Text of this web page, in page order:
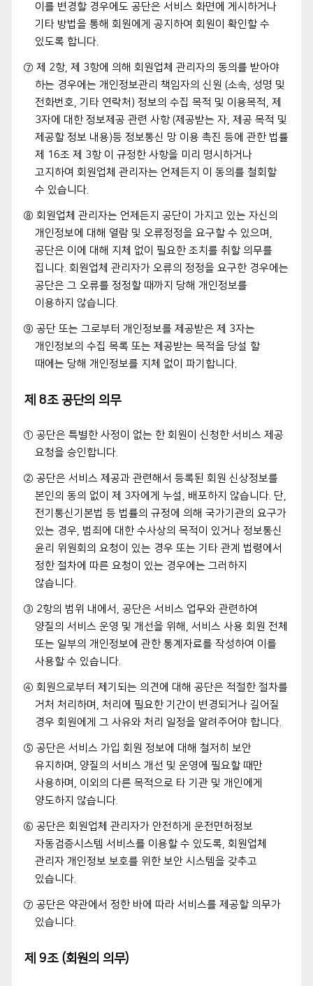
이를 변경할 경우에도 공단은 서비스 화면에 게시하거나
기타 방법을 통해 회원에게 공지하여 회원이 확인할 수
있도록 합니다.
⑦ 제 2항, 제 3항에 의해 회원업체 관리자의 동의를 받아야
하는 경우에는 개인정보관리 책임자의 신원 (소속, 성명 및
전화번호, 기타 연락처) 정보의 수집 목적 및 이용목적, 제
3자에 대한 정보제공 관련 사항 (제공받는 자, 제공 목적 및
제공할 정보 내용)등 정보통신 망 이용 촉진 등에 관한 법률
제 16조 제 3항 이 규정한 사항을 미리 명시하거나
고지하여 회원업체 관리자는 언제든지 이 동의를 철회할
수 있습니다.
⑧ 회원업체 관리자는 언제든지 공단이 가지고 있는 자신의
개인정보에 대해 열람 및 오류정정을 요구할 수 있으며,
공단은 이에 대해 지체 없이 필요한 조치를 취할 의무를
집니다. 회원업체 관리자가 오류의 정정을 요구한 경우에는
공단은 그 오류를 정정할 때까지 당해 개인정보를
이용하지 않습니다.
⑨ 공단 또는 그로부터 개인정보를 제공받은 제 3자는
개인정보의 수집 목록 또는 제공받는 목적을 당설 할
때에는 당해 개인정보를 지체 없이 파기합니다.
제 8조 공단의 의무
① 공단은 특별한 사정이 없는 한 회원이 신청한 서비스 제공
요청을 승인합니다.
② 공단은 서비스 제공과 관련해서 등록된 회원 신상정보를
본인의 동의 없이 제 3자에게 누설, 배포하지 않습니다. 단,
전기통신기본법 등 법률의 규정에 의해 국가기관의 요구가
있는 경우, 범죄에 대한 수사상의 목적이 있거나 정보통신
윤리 위원회의 요청이 있는 경우 또는 기타 관계 법령에서
정한 절차에 따른 요청이 있는 경우에는 그러하지
않습니다.
③ 2항의 범위 내에서, 공단은 서비스 업무와 관련하여
양질의 서비스 운영 및 개선을 위해, 서비스 사용 회원 전체
또는 일부의 개인정보에 관한 통계자료를 작성하여 이를
사용할 수 있습니다.
④ 회원으로부터 제기되는 의견에 대해 공단은 적절한 절차를
거처 처리하며, 처리에 필요한 기간이 변경되거나 길어질
경우 회원에게 그 사유와 처리 일정을 알려주어야 합니다.
⑤ 공단은 서비스 가입 회원 정보에 대해 철저히 보안
유지하며, 양질의 서비스 개선 및 운영에 필요할 때만
사용하며, 이외의 다른 목적으로 타 기관 및 개인에게
양도하지 않습니다.
⑥ 공단은 회원업체 관리자가 안전하게 운전면허정보
자동검증시스템 서비스를 이용할 수 있도록, 회원업체
관리자 개인정보 보호를 위한 보안 시스템을 갖추고
있습니다.
⑦ 공단은 약관에서 정한 바에 따라 서비스를 제공할 의무가
있습니다.
제 9조 (회원의 의무)